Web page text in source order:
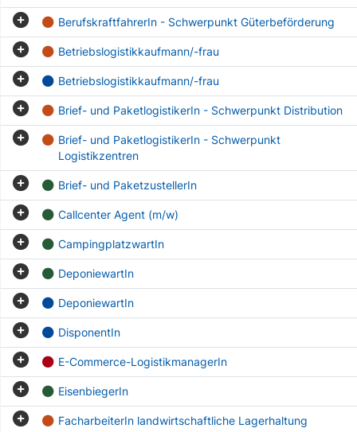
BerufskraftfahrerIn - Schwerpunkt Güterbeförderung
Betriebslogistikkaufmann/-frau
Betriebslogistikkaufmann/-frau
Brief- und PaketlogistikerIn - Schwerpunkt Distribution
Brief- und PaketlogistikerIn - Schwerpunkt
Logistikzentren
Brief- und PaketzustellerIn
Callcenter Agent (m/w)
CampingplatzwartIn
DeponiewartIn
DeponiewartIn
DisponentIn
E-Commerce-LogistikmanagerIn
EisenbiegerIn
FacharbeiterIn landwirtschaftliche Lagerhaltung